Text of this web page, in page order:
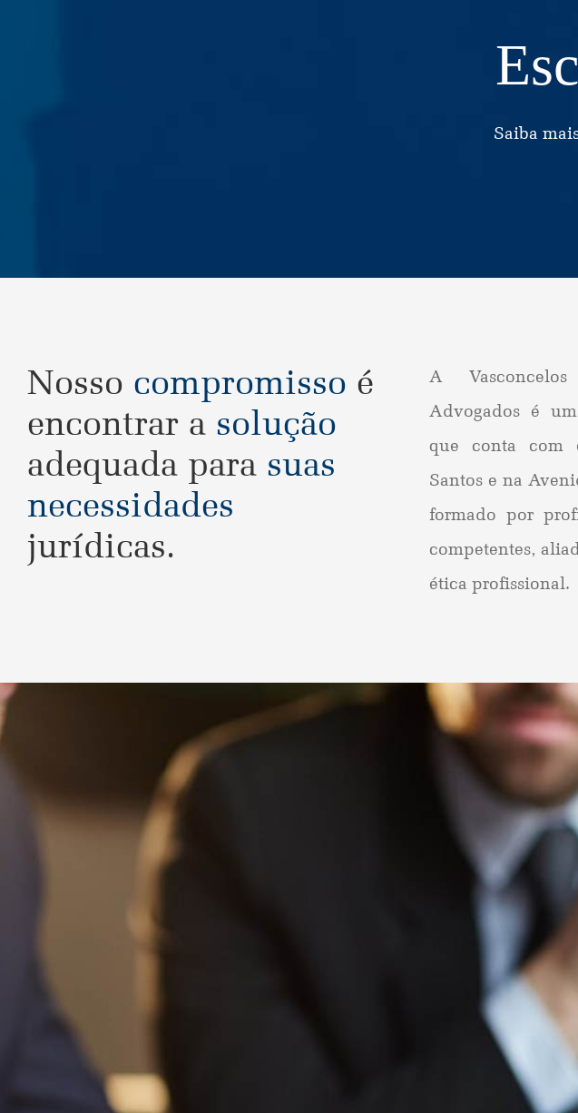
Saiba
Nosso compromisso é
encontrar a solução
adequada para suas
necessidades
jurídicas.
A
Advogados é
que conta com
Santos e na
formado por
competentes,
ética profissional.